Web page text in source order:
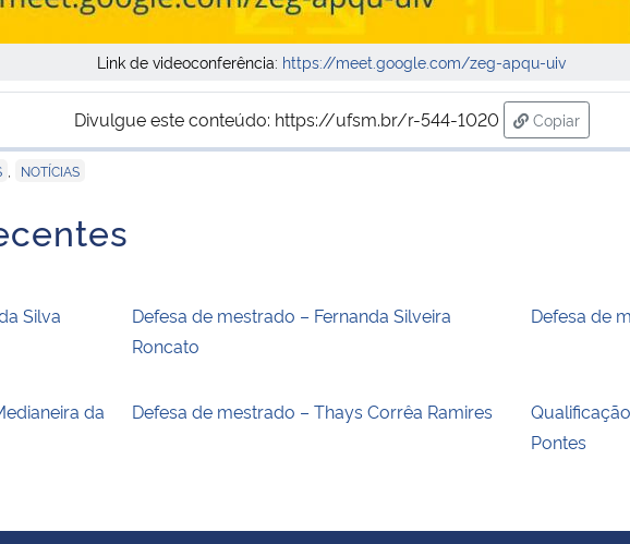
Link de videoconferência: https://meet.google.com/zeg-apqu-uiv
Divulgue este conteúdo: https://ufsm.br/r-544-1020
Copiar
para área
NOTÍCIAS
Silva
Defesa de mestrado – Fernanda Silveira
Roncato
Defesa de
da
Defesa de mestrado – Thays Corrêa Ramires
Pontes